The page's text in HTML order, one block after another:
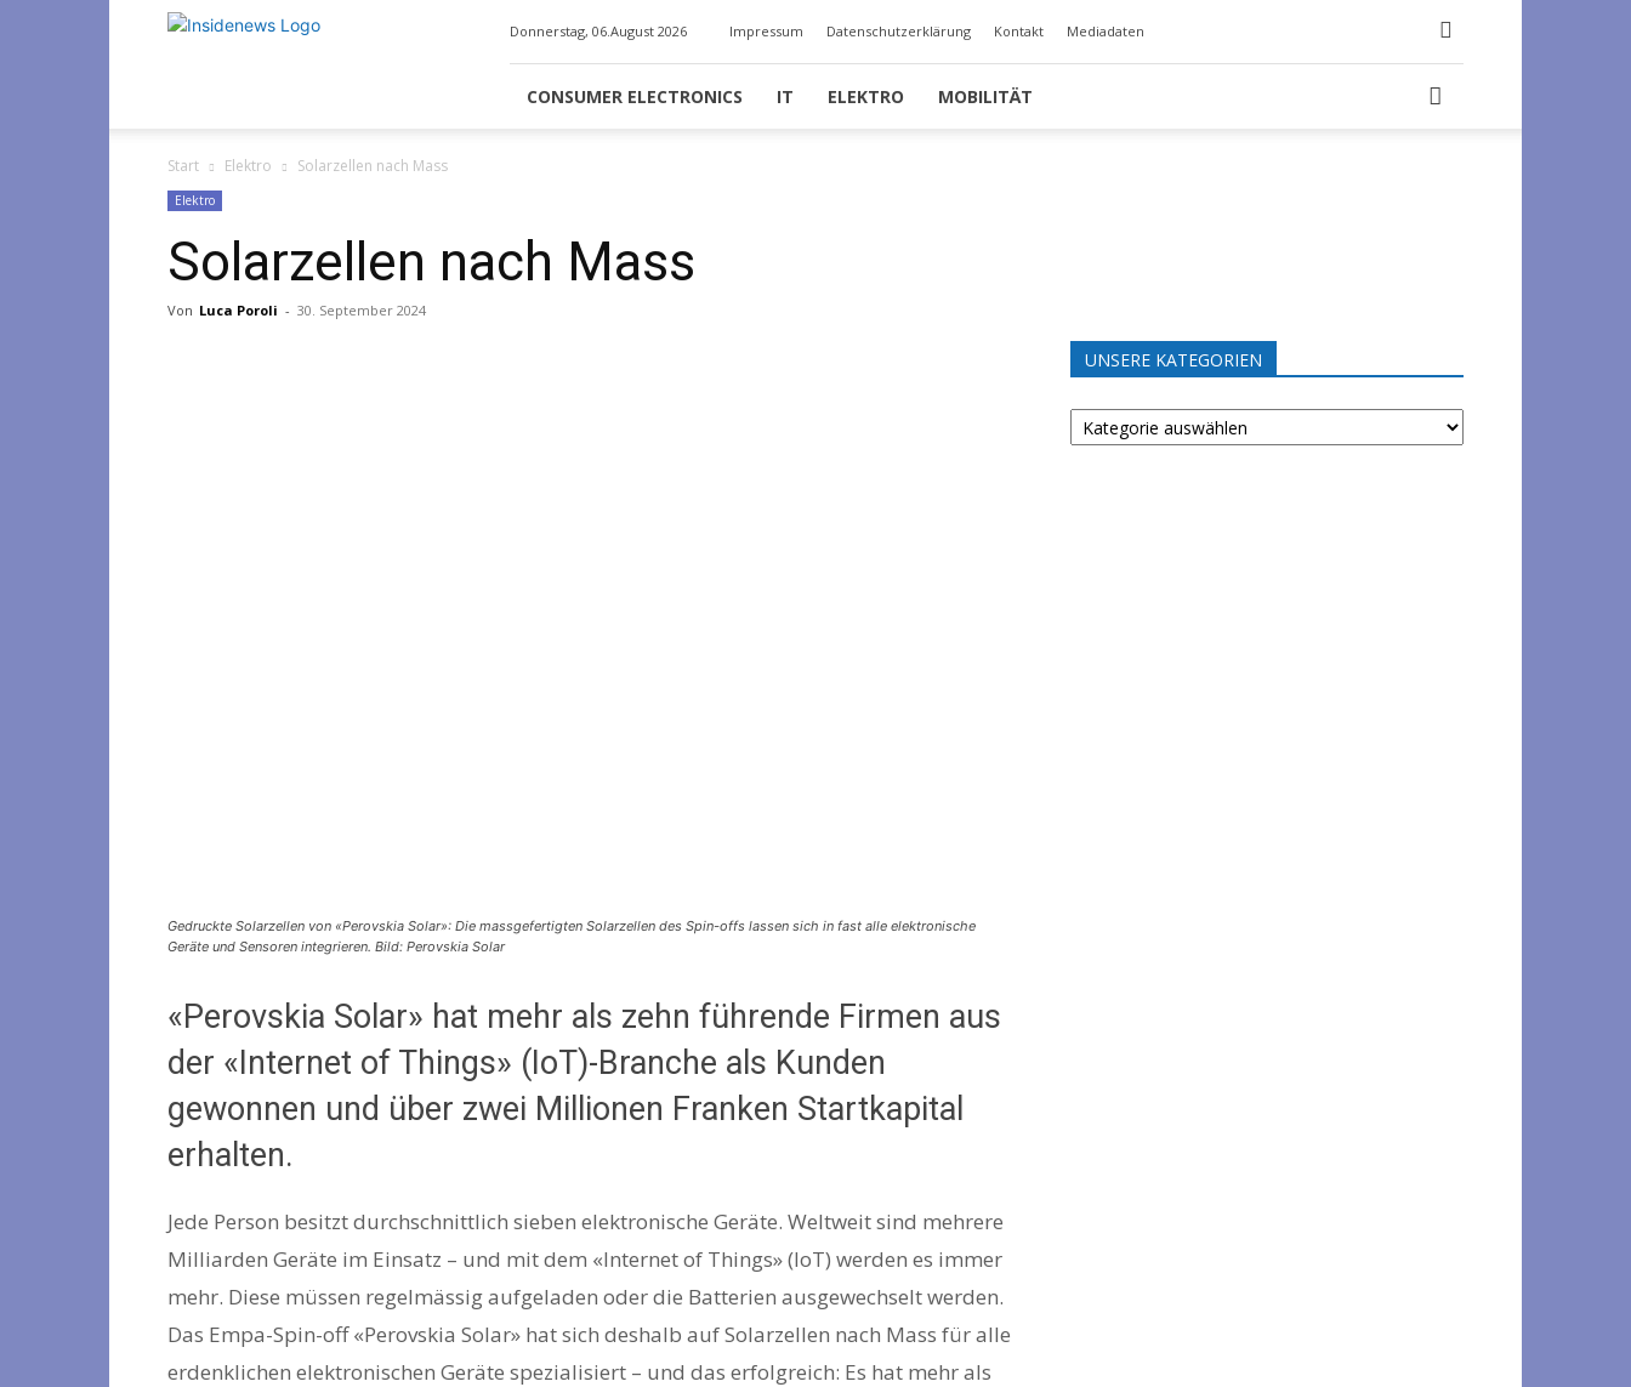
Insidenews
Donnerstag, 06.August 2026 Impressum Datenschutzerklärung Kontakt Mediadaten
CONSUMER ELECTRONICS IT ELEKTRO MOBILITÄT
Start Elektro Solarzellen nach Mass
Elektro
Solarzellen nach Mass
Von Luca Poroli - 30. September 2024
Gedruckte Solarzellen von «Perovskia Solar»: Die massgefertigten Solarzellen des Spin-offs lassen sich in fast alle elektronische
Geräte und Sensoren integrieren. Bild: Perovskia Solar
«Perovskia Solar» hat mehr als zehn führende Firmen aus
der «Internet of Things» (IoT)-Branche als Kunden
gewonnen und über zwei Millionen Franken Startkapital
erhalten.
Jede Person besitzt durchschnittlich sieben elektronische Geräte. Weltweit sind mehrere
Milliarden Geräte im Einsatz – und mit dem «Internet of Things» (IoT) werden es immer
mehr. Diese müssen regelmässig aufgeladen oder die Batterien ausgewechselt werden.
Das Empa-Spin-off «Perovskia Solar» hat sich deshalb auf Solarzellen nach Mass für alle
erdenklichen elektronischen Geräte spezialisiert – und das erfolgreich: Es hat mehr als
UNSERE KATEGORIEN
UNSERE
KATEGORIEN